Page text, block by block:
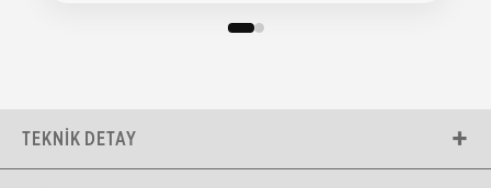
TEKNIK DETAY